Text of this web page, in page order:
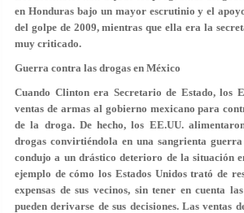
en Honduras bajo un mayor escrutinio y el
del golpe de 2009, mientras que ella era la
muy criticado.
Guerra contra las drogas en México
Cuando Clinton era Secretario de Estado, los
ventas de armas al gobierno mexicano para
de la droga. De hecho, los EE.UU.
drogas convirtiéndola en una sangrienta
condujo a un drástico deterioro de la situación
ejemplo de cómo los Estados Unidos trató de
expensas de sus vecinos, sin tener en cuenta
pueden derivarse de sus decisiones. Las ventas